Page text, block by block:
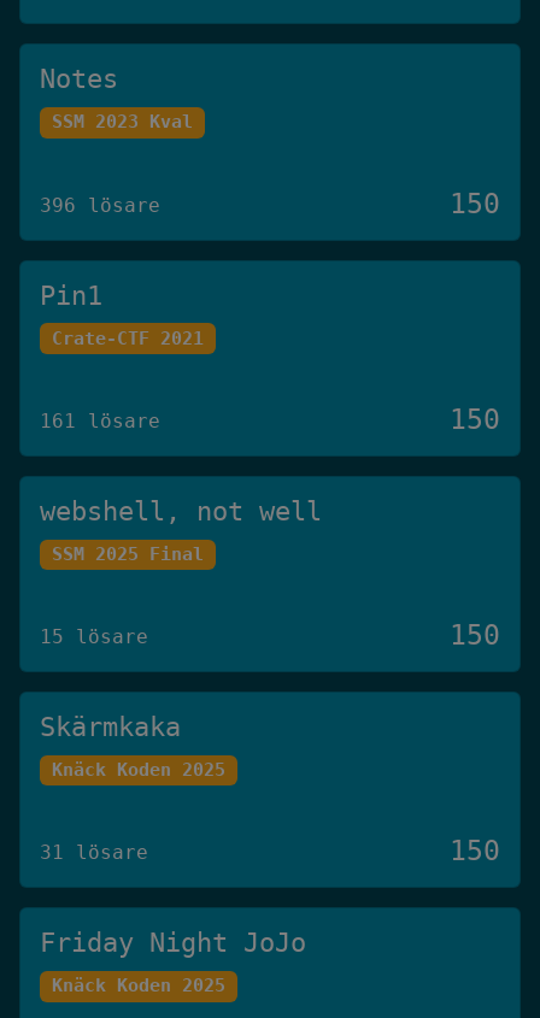
Notes
SSM 2023 Kval
396 lösare 150
Pin1
Crate-CTF 2021
161 lösare 150
webshell, not well
SSM 2025 Final
15 lösare 150
Skärmkaka
Knäck Koden 2025
31 lösare 150
Friday Night JoJo
Knäck Koden 2025